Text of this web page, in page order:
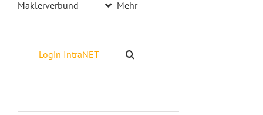
Maklerverbund Mehr
Login IntraNET